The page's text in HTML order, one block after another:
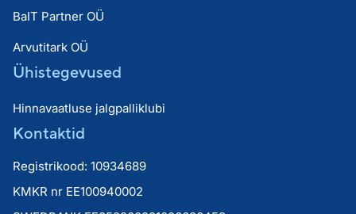
BaIT Partner OÜ
Arvutitark OÜ
Ühistegevused
Hinnavaatluse jalgpalliklubi
Kontaktid
Registrikood: 10934689
KMKR nr EE100940002